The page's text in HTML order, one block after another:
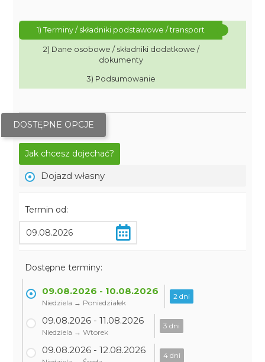
1) Terminy / składniki podstawowe / transport
2) Dane osobowe / składniki dodatkowe /
dokumenty
3) Podsumowanie
DOSTĘPNE OPCJE
Jak chcesz dojechać?
Dojazd własny
Termin od:
Dostępne terminy:
09.08.2026 - 10.08.2026
Niedziela → Poniedziałek
2 dni
09.08.2026 - 11.08.2026
Niedziela → Wtorek
3 dni
09.08.2026 - 12.08.2026 4 dni